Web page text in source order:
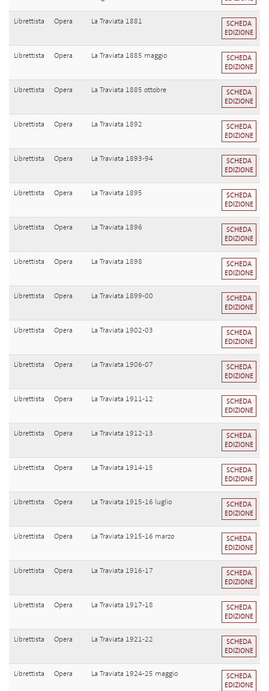
Librettista Opera La Traviata 1881
SCHEDA
EDIZIONE
Librettista Opera La Traviata 1885 maggio
SCHEDA
EDIZIONE
Librettista Opera La Traviata 1885 ottobre
SCHEDA
EDIZIONE
Librettista Opera La Traviata 1892
SCHEDA
EDIZIONE
Librettista Opera La Traviata 1893-94
SCHEDA
EDIZIONE
Librettista Opera La Traviata 1895
SCHEDA
EDIZIONE
Librettista Opera La Traviata 1896
SCHEDA
EDIZIONE
Librettista Opera La Traviata 1898
SCHEDA
EDIZIONE
Librettista Opera La Traviata 1899-00
SCHEDA
EDIZIONE
Librettista Opera La Traviata 1902-03
SCHEDA
EDIZIONE
Librettista Opera La Traviata 1906-07
SCHEDA
EDIZIONE
Librettista Opera La Traviata 1911-12
SCHEDA
EDIZIONE
Librettista Opera La Traviata 1912-13
SCHEDA
EDIZIONE
Librettista Opera La Traviata 1914-15
SCHEDA
EDIZIONE
Librettista Opera La Traviata 1915-16 luglio
SCHEDA
EDIZIONE
Librettista Opera La Traviata 1915-16 marzo
SCHEDA
EDIZIONE
Librettista Opera La Traviata 1916-17
SCHEDA
EDIZIONE
Librettista Opera La Traviata 1917-18
SCHEDA
EDIZIONE
Librettista Opera La Traviata 1921-22
SCHEDA
EDIZIONE
Librettista Opera La Traviata 1924-25 maggio
SCHEDA
EDIZIONE